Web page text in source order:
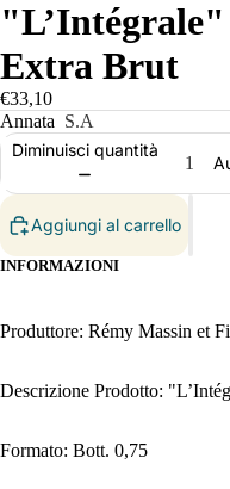
Extra Brut
€33,10
Annata S.A
Diminuisci quantità
Aggiungi al carrello
INFORMAZIONI
Produttore: Rémy Massin et
Descrizione Prodotto:
Formato: Bott. 0,75